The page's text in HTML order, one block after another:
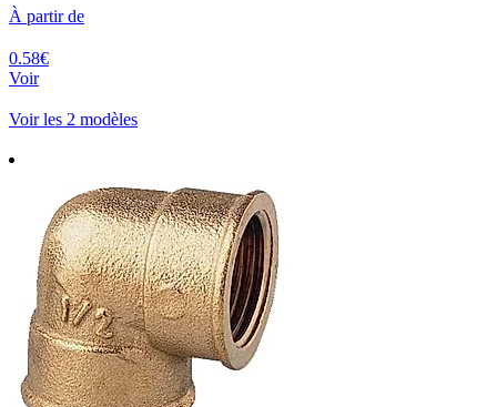
À partir de
0.58€
Voir
Voir les 2 modèles